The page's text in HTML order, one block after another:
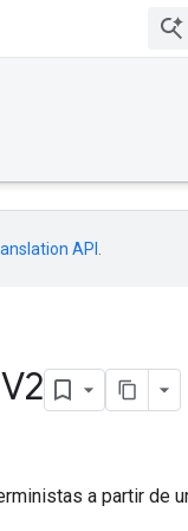
API
V2
a partir de